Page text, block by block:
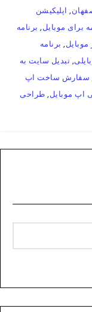
, اپلیکیشن
برای موبایل, برنامه
موبایل, برنامه
, تبدیل سایت به
سفارش ساخت اپ
اپ موبایل, طراحی